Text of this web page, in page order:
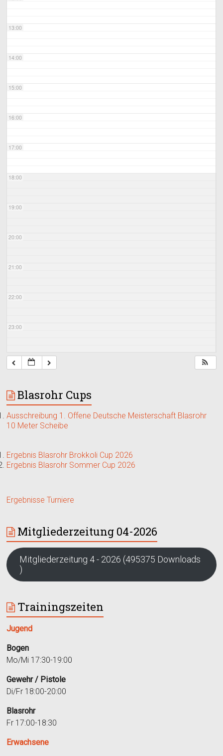
13:00
14:00
15:00
16:00
17:00
18:00
19:00
20:00
21:00
22:00
23:00
Blasrohr Cups
Ausschreibung 1. Offene Deutsche Meisterschaft Blasrohr
10 Meter Scheibe
Ergebnis Blasrohr Brokkoli Cup 2026
Ergebnis Blasrohr Sommer Cup 2026
Ergebnisse Turniere
Mitgliederzeitung 04-2026
Mitgliederzeitung 4 - 2026 (495375 Downloads
)
Trainingszeiten
Jugend
Bogen
Mo/Mi 17:30-19:00
Gewehr / Pistole
Di/Fr 18:00-20:00
Blasrohr
Fr 17:00-18:30
Erwachsene